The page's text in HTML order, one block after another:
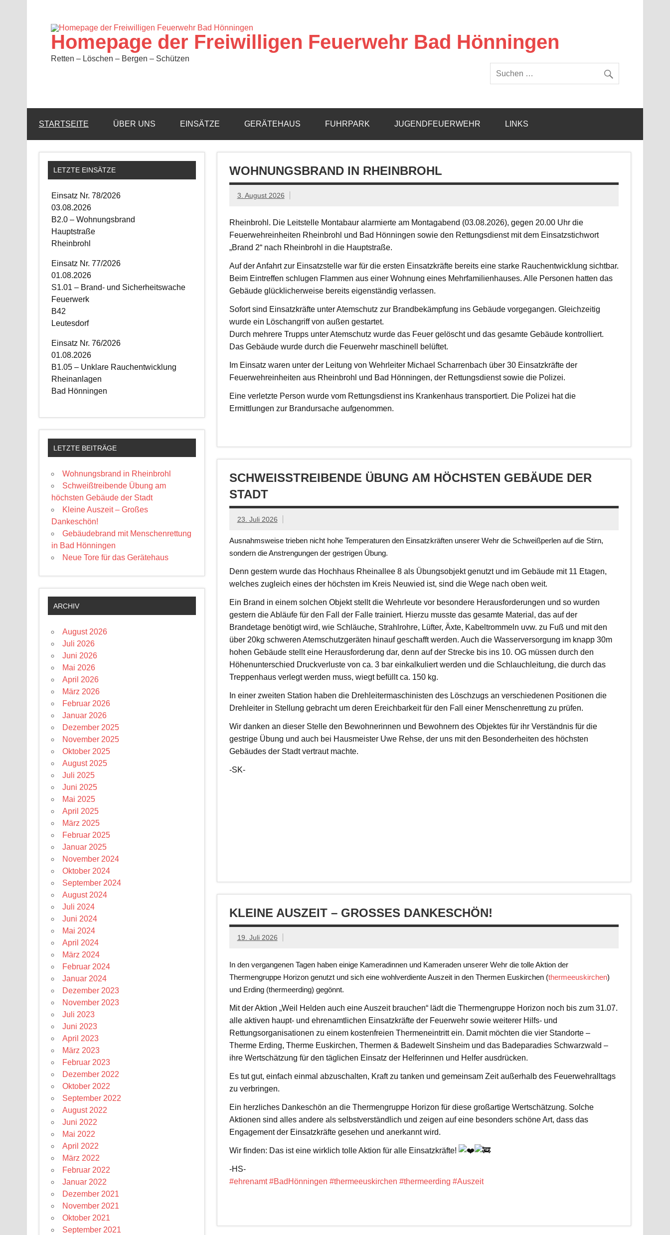
Homepage der Freiwilligen Feuerwehr Bad Hönningen
Retten – Löschen – Bergen – Schützen
STARTSEITE ÜBER UNS EINSÄTZE GERÄTEHAUS FUHRPARK JUGENDFEUERWEHR LINKS
WOHNUNGSBRAND IN RHEINBROHL
3. August 2026
Rheinbrohl. Die Leitstelle Montabaur alarmierte am Montagabend (03.08.2026), gegen 20.00 Uhr die
Feuerwehreinheiten Rheinbrohl und Bad Hönningen sowie den Rettungsdienst mit dem Einsatzstichwort
„Brand 2“ nach Rheinbrohl in die Hauptstraße.
Auf der Anfahrt zur Einsatzstelle war für die ersten Einsatzkräfte bereits eine starke Rauchentwicklung sichtbar.
Beim Eintreffen schlugen Flammen aus einer Wohnung eines Mehrfamilienhauses. Alle Personen hatten das
Gebäude glücklicherweise bereits eigenständig verlassen.
Sofort sind Einsatzkräfte unter Atemschutz zur Brandbekämpfung ins Gebäude vorgegangen. Gleichzeitig
wurde ein Löschangriff von außen gestartet.
Durch mehrere Trupps unter Atemschutz wurde das Feuer gelöscht und das gesamte Gebäude kontrolliert.
Das Gebäude wurde durch die Feuerwehr maschinell belüftet.
Im Einsatz waren unter der Leitung von Wehrleiter Michael Scharrenbach über 30 Einsatzkräfte der
Feuerwehreinheiten aus Rheinbrohl und Bad Hönningen, der Rettungsdienst sowie die Polizei.
Eine verletzte Person wurde vom Rettungsdienst ins Krankenhaus transportiert. Die Polizei hat die
Ermittlungen zur Brandursache aufgenommen.
SCHWEISSTREIBENDE ÜBUNG AM HÖCHSTEN GEBÄUDE DER S
TADT
23. Juli 2026
Ausnahmsweise trieben nicht hohe Temperaturen den Einsatzkräften unserer Wehr die Schweißperlen auf die Stirn,
sondern die Anstrengungen der gestrigen Übung.
Denn gestern wurde das Hochhaus Rheinallee 8 als Übungsobjekt genutzt und im Gebäude mit 11 Etagen,
welches zugleich eines der höchsten im Kreis Neuwied ist, sind die Wege nach oben weit.
Ein Brand in einem solchen Objekt stellt die Wehrleute vor besondere Herausforderungen und so wurden
gestern die Abläufe für den Fall der Falle trainiert. Hierzu musste das gesamte Material, das auf der
Brandetage benötigt wird, wie Schläuche, Strahlrohre, Lüfter, Äxte, Kabeltrommeln uvw. zu Fuß und mit den
über 20kg schweren Atemschutzgeräten hinauf geschafft werden. Auch die Wasserversorgung im knapp 30m
hohen Gebäude stellt eine Herausforderung dar, denn auf der Strecke bis ins 10. OG müssen durch den
Höhenunterschied Druckverluste von ca. 3 bar einkalkuliert werden und die Schlauchleitung, die durch das
Treppenhaus verlegt werden muss, wiegt befüllt ca. 150 kg.
In einer zweiten Station haben die Drehleitermaschinisten des Löschzugs an verschiedenen Positionen die
Drehleiter in Stellung gebracht um deren Ereichbarkeit für den Fall einer Menschenrettung zu prüfen.
Wir danken an dieser Stelle den Bewohnerinnen und Bewohnern des Objektes für ihr Verständnis für die
gestrige Übung und auch bei Hausmeister Uwe Rehse, der uns mit den Besonderheiten des höchsten
Gebäudes der Stadt vertraut machte.
-SK-
KLEINE AUSZEIT – GROSSES DANKESCHÖN!
19. Juli 2026
In den vergangenen Tagen haben einige Kameradinnen und Kameraden unserer Wehr die tolle Aktion der
Thermengruppe Horizon genutzt und sich eine wohlverdiente Auszeit in den Thermen Euskirchen (thermeeuskirchen)
und Erding (thermeerding) gegönnt.
Mit der Aktion „Weil Helden auch eine Auszeit brauchen“ lädt die Thermengruppe Horizon noch bis zum 31.07.
alle aktiven haupt- und ehrenamtlichen Einsatzkräfte der Feuerwehr sowie weiterer Hilfs- und
Rettungsorganisationen zu einem kostenfreien Thermeneintritt ein. Damit möchten die vier Standorte –
Therme Erding, Therme Euskirchen, Thermen & Badewelt Sinsheim und das Badeparadies Schwarzwald –
ihre Wertschätzung für den täglichen Einsatz der Helferinnen und Helfer ausdrücken.
Es tut gut, einfach einmal abzuschalten, Kraft zu tanken und gemeinsam Zeit außerhalb des Feuerwehralltags
zu verbringen.
Ein herzliches Dankeschön an die Thermengruppe Horizon für diese großartige Wertschätzung. Solche
Aktionen sind alles andere als selbstverständlich und zeigen auf eine besonders schöne Art, dass das
Engagement der Einsatzkräfte gesehen und anerkannt wird.
Wir finden: Das ist eine wirklich tolle Aktion für alle Einsatzkräfte!
-HS-
#ehrenamt #BadHönningen #thermeeuskirchen #thermeerding #Auszeit
LETZTE EINSÄTZE
Einsatz Nr. 78/2026
03.08.2026
B2.0 – Wohnungsbrand
Hauptstraße
Rheinbrohl
Einsatz Nr. 77/2026
01.08.2026
S1.01 – Brand- und Sicherheitswache
Feuerwerk
B42
Leutesdorf
Einsatz Nr. 76/2026
01.08.2026
B1.05 – Unklare Rauchentwicklung
Rheinanlagen
Bad Hönningen
LETZTE BEITRÄGE
Wohnungsbrand in Rheinbrohl
Schweißtreibende Übung am
höchsten Gebäude der Stadt
Kleine Auszeit – Großes
Dankeschön!
Gebäudebrand mit Menschenrettung
in Bad Hönningen
Neue Tore für das Gerätehaus
ARCHIV
August 2026
Juli 2026
Juni 2026
Mai 2026
April 2026
März 2026
Februar 2026
Januar 2026
Dezember 2025
November 2025
Oktober 2025
August 2025
Juli 2025
Juni 2025
Mai 2025
April 2025
März 2025
Februar 2025
Januar 2025
November 2024
Oktober 2024
September 2024
August 2024
Juli 2024
Juni 2024
Mai 2024
April 2024
März 2024
Februar 2024
Januar 2024
Dezember 2023
November 2023
Juli 2023
Juni 2023
April 2023
März 2023
Februar 2023
Dezember 2022
Oktober 2022
September 2022
August 2022
Juni 2022
Mai 2022
April 2022
März 2022
Februar 2022
Januar 2022
Dezember 2021
November 2021
Oktober 2021
September 2021